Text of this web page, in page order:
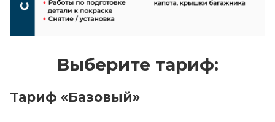
Выберите тариф:
Тариф «Базовый»